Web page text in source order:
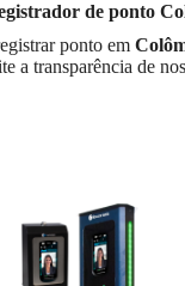
de ponto
ponto em
a transparência de